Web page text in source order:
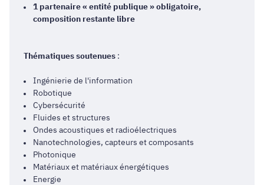
1 partenaire « entité publique » obligatoire,
composition restante libre
Thématiques soutenues :
Ingénierie de l'information
Robotique
Cybersécurité
Fluides et structures
Ondes acoustiques et radioélectriques
Nanotechnologies, capteurs et composants
Photonique
Matériaux et matériaux énergétiques
Energie